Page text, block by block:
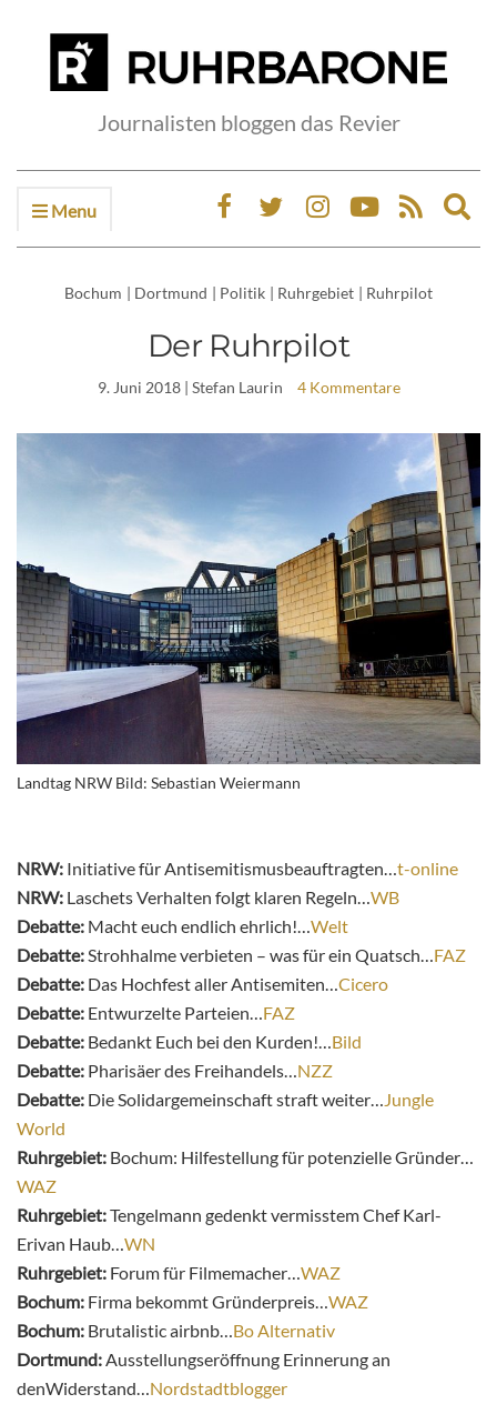
Journalisten bloggen das Revier
Menu
Bochum | Dortmund | Politik | Ruhrgebiet | Ruhrpilot
Der Ruhrpilot
9. Juni 2018| Stefan Laurin 4 Kommentare
Landtag NRW Bild: Sebastian Weiermann
NRW: Initiative für Antisemitismusbeauftragten… t-online
NRW: Laschets Verhalten folgt klaren Regeln… WB
Debatte: Macht euch endlich ehrlich!… Welt
Debatte: Strohhalme verbieten – was für ein Quatsch… FAZ
Debatte: Das Hochfest aller Antisemiten… Cicero
Debatte: Entwurzelte Parteien… FAZ
Debatte: Bedankt Euch bei den Kurden!… Bild
Debatte: Pharisäer des Freihandels… NZZ
Debatte: Die Solidargemeinschaft straft weiter…
Jungle
World
Ruhrgebiet: Bochum: Hilfestellung für potenzielle Gründer…
WAZ
Ruhrgebiet:Tengelmann gedenkt vermisstem Chef Karl-
Erivan Haub… WN
Ruhrgebiet: Forum für Filmemacher… WAZ
Bochum: Firma bekommt Gründerpreis… WAZ
Bochum: Brutalistic airbnb… Bo Alternativ
Dortmund: Ausstellungseröffnung Erinnerung an
denWiderstand… Nordstadtblogger